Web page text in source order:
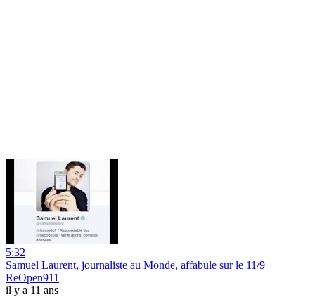
5:32
Samuel Laurent, journaliste au Monde, affabule sur le 11/9
ReOpen911
il y a 11 ans